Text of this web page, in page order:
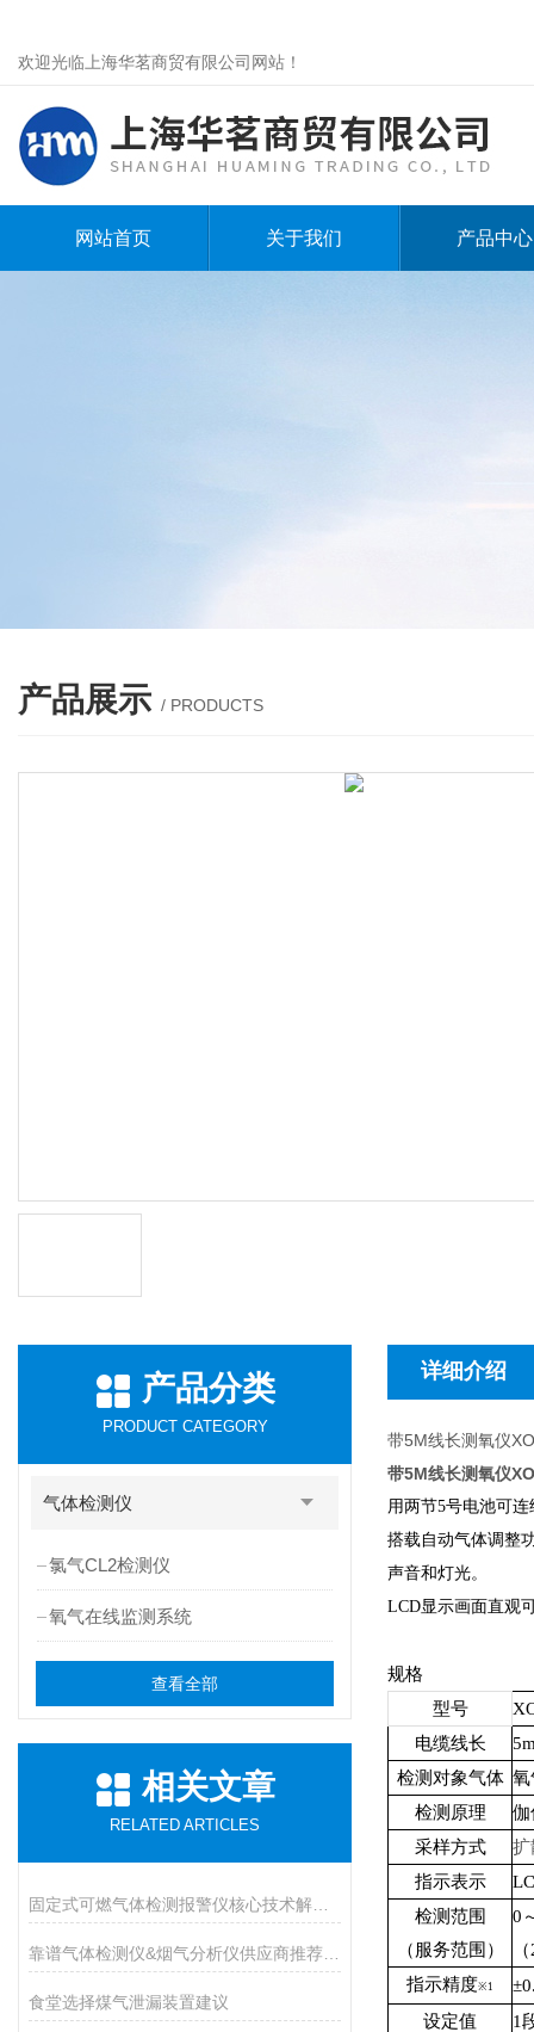
欢迎光临上海华茗商贸有限公司网站！
网站首页 关于我们 产品中心
产品展示 / PRODUCTS
产品分类
PRODUCT CATEGORY
气体检测仪
氯气CL2检测仪
氧气在线监测系统
查看全部
相关文章
RELATED ARTICLES
食堂选择煤气泄漏装置建议
详细介绍
带5M线长测氧仪
带5M线长测氧仪
用两节5号电池可连
搭载自动气体调整
声音和灯光。
LCD显示画面直观
规格
型号
电缆线长
检测对象气体 氧
检测原理
伽
采样方式
扩
指示表示
检测范围
（服务范围）
0
指示精度※1
设定值
1